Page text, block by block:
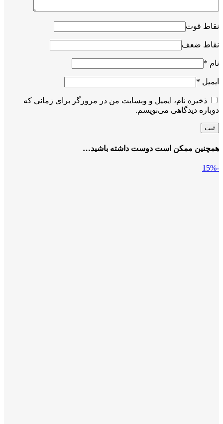
نقاط قوت
نقاط ضعف
نام *
ایمیل *
ذخیره نام، ایمیل و وبسایت من در مرورگر برای زمانی که
دوباره دیدگاهی می‌نویسم.
همچنین ممکن است دوست داشته باشید…
-15%